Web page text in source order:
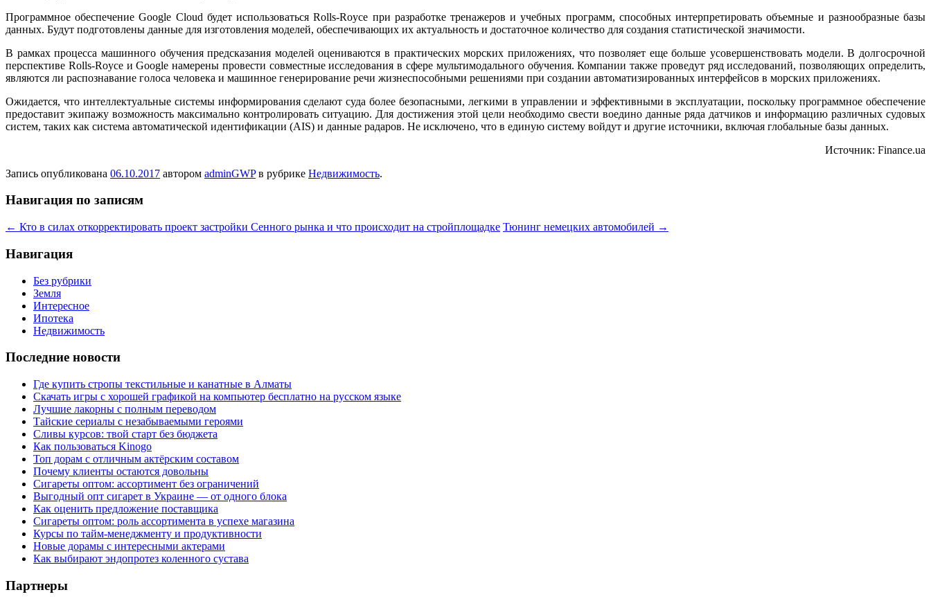
Программное обеспечение Google Cloud будет использоваться Rolls-Royce при разработке тренажеров и учебных программ, способных интерпретировать объемные и разнообразные базы
данных. Будут подготовлены данные для изготовления моделей, обеспечивающих их актуальность и достаточное количество для создания статистической значимости.
В рамках процесса машинного обучения предсказания моделей оцениваются в практических морских приложениях, что позволяет еще больше усовершенствовать модели. В долгосрочной
перспективе Rolls-Royce и Google намерены провести совместные исследования в сфере мультимодального обучения. Компании также проведут ряд исследований, позволяющих определить,
являются ли распознавание голоса человека и машинное генерирование речи жизнеспособными решениями при создании автоматизированных интерфейсов в морских приложениях.
Ожидается, что интеллектуальные системы информирования сделают суда более безопасными, легкими в управлении и эффективными в эксплуатации, поскольку программное обеспечение
предоставит экипажу возможность максимально контролировать ситуацию. Для достижения этой цели необходимо свести воедино данные ряда датчиков и информацию различных судовых
систем, таких как система автоматической идентификации (AIS) и данные радаров. Не исключено, что в единую систему войдут и другие источники, включая глобальные базы данных.
Источник: Finance.ua
Запись опубликована 06.10.2017 автором adminGWPв рубрике Недвижимость.
Навигация по записям
← Кто в силах откорректировать проект застройки Сенного рынка и что происходит на стройплощадке Тюнинг немецких автомобилей →
Навигация
Без рубрики
Земля
Интересное
Ипотека
Недвижимость
Последние новости
Где купить стропы текстильные и канатные в Алматы
Скачать игры с хорошей графикой на компьютер бесплатно на русском языке
Лучшие лакорны с полным переводом
Тайские сериалы с незабываемыми героями
Сливы курсов: твой старт без бюджета
Как пользоваться Kinogo
Топ дорам с отличным актёрским составом
Почему клиенты остаются довольны
Сигареты оптом: ассортимент без ограничений
Выгодный опт сигарет в Украине — от одного блока
Как оценить предложение поставщика
Сигареты оптом: роль ассортимента в успехе магазина
Курсы по тайм-менеджменту и продуктивности
Новые дорамы с интересными актерами
Как выбирают эндопротез коленного сустава
Партнеры